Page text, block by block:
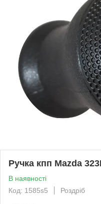
Ручка кпп Mazda
В наявності
Код: 1585s5
Роздріб